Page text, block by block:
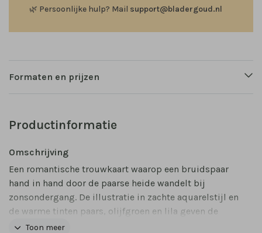
🌿 Persoonlijke hulp? Mail support@bladergoud.nl
Formaten en prijzen
Productinformatie
Omschrijving
Een romantische trouwkaart waarop een bruidspaar
hand in hand door de paarse heide wandelt bij
zonsondergang. De illustratie in zachte aquarelstijl en
de warme tinten paars, olijfgroen en lila geven de
kaart een sfeervol, dromerig karakter. Deze kaart is
Toon meer